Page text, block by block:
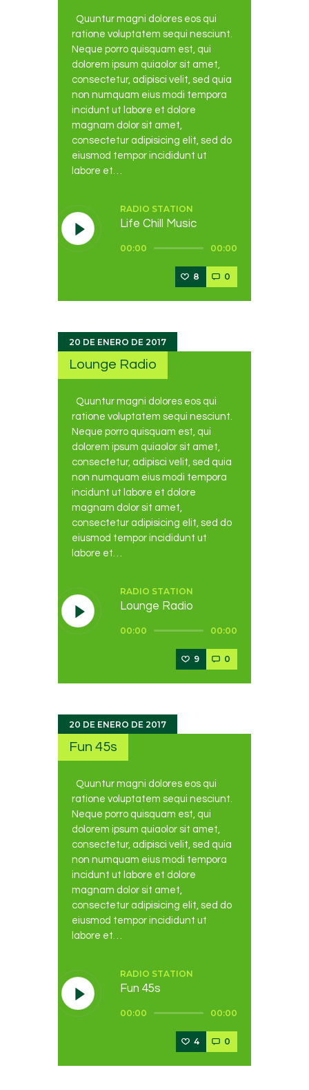
Quuntur magni dolores eos qui
ratione voluptatem sequi nesciunt.
Neque porro quisquam est, qui
dolorem ipsum quiaolor sit amet,
consectetur, adipisci velit, sed quia
non numquam eius modi tempora
incidunt ut labore et dolore
magnam dolor sit amet,
consectetur adipisicing elit, sed do
eiusmod tempor incididunt ut
labore et…
RADIO STATION
Life Chill Music
00:00 00:00
8 0
20 DE ENERO DE 2017
Lounge Radio
Quuntur magni dolores eos qui
ratione voluptatem sequi nesciunt.
Neque porro quisquam est, qui
dolorem ipsum quiaolor sit amet,
consectetur, adipisci velit, sed quia
non numquam eius modi tempora
incidunt ut labore et dolore
magnam dolor sit amet,
consectetur adipisicing elit, sed do
eiusmod tempor incididunt ut
labore et…
RADIO STATION
Lounge Radio
00:00 00:00
9 0
20 DE ENERO DE 2017
Fun 45s
Quuntur magni dolores eos qui
ratione voluptatem sequi nesciunt.
Neque porro quisquam est, qui
dolorem ipsum quiaolor sit amet,
consectetur, adipisci velit, sed quia
non numquam eius modi tempora
incidunt ut labore et dolore
magnam dolor sit amet,
consectetur adipisicing elit, sed do
eiusmod tempor incididunt ut
labore et…
RADIO STATION
Fun 45s
00:00 00:00
4 0